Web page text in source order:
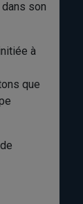
son
à
que